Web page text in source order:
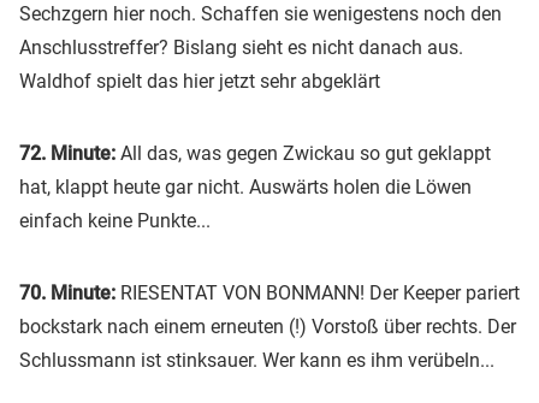
Sechzgern hier noch. Schaffen sie wenigestens noch den
Anschlusstreffer? Bislang sieht es nicht danach aus.
Waldhof spielt das hier jetzt sehr abgeklärt
72. Minute: All das, was gegen Zwickau so gut geklappt
hat, klappt heute gar nicht. Auswärts holen die Löwen
einfach keine Punkte...
70. Minute: RIESENTAT VON BONMANN! Der Keeper pariert
bockstark nach einem erneuten (!) Vorstoß über rechts. Der
Schlussmann ist stinksauer. Wer kann es ihm verübeln...